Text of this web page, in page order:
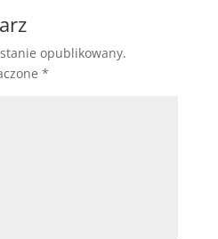
opublikowany.
*